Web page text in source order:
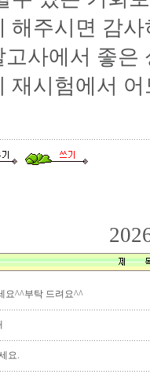
해주시면 감
고사에서 좋
재시험에서
요^^부탁 드려요^^
요.